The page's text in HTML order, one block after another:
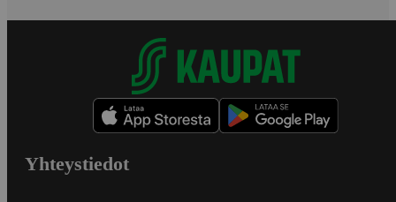
Yhteystiedot